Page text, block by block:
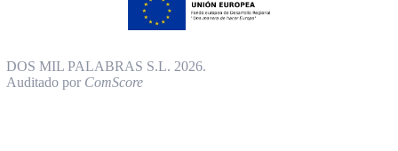
DOS MIL PALABRAS S.L. 2026.
Auditado por ComScore